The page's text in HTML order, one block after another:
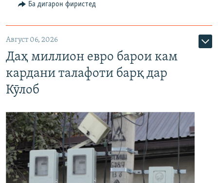
Ба дигарон фиристед
Август 06, 2026
Даҳ миллион евро барои кам
кардани талафоти барқ дар
Кӯлоб